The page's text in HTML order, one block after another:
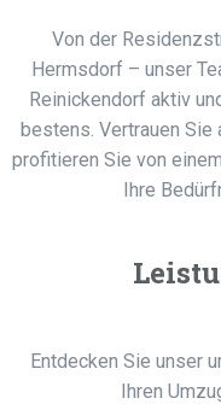
Von der
Hermsdorf – unser
Reinickendorf aktiv
bestens. Vertrauen Sie
profitieren Sie von
Ihre
Entdecken Sie unser
Ihren